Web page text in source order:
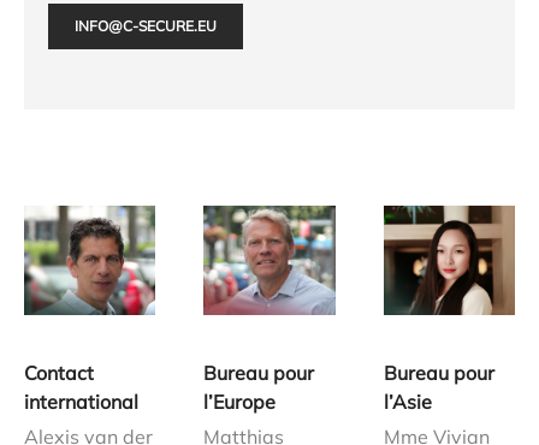
INFO@C-SECURE.EU
Contact
international
Alexis van der
Bureau pour
l’Europe
Matthias
Bureau pour
l’Asie
Mme Vivian